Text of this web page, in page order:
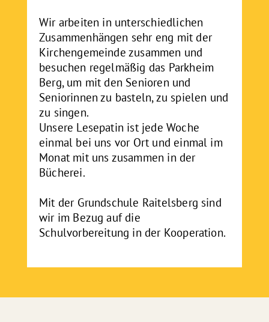
Wir arbeiten in unterschiedlichen
Zusammenhängen sehr eng mit der
Kirchengemeinde zusammen und
besuchen regelmäßig das Parkheim
Berg, um mit den Senioren und
Seniorinnen zu basteln, zu spielen und
zu singen.
Unsere Lesepatin ist jede Woche
einmal bei uns vor Ort und einmal im
Monat mit uns zusammen in der
Bücherei.
Mit der Grundschule Raitelsberg sind
wir im Bezug auf die
Schulvorbereitung in der Kooperation.